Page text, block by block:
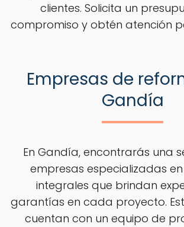
clientes. Solicita un
compromiso y obtén atención
Empresas de
Gandía
En Gandía, encontrarás una
empresas especializadas
integrales que brindan
garantías en cada proyecto.
cuentan con un equipo de